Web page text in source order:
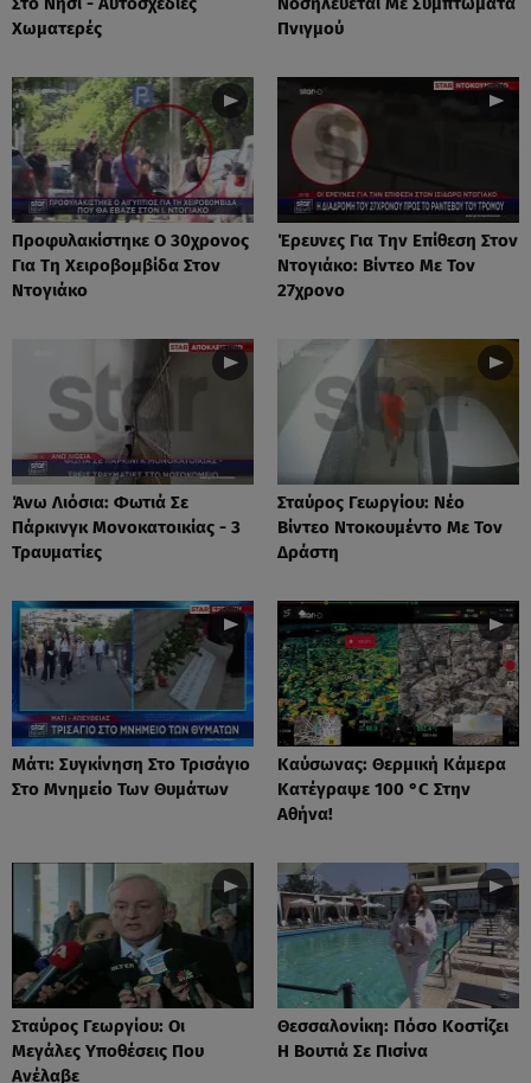
Χωματερές
Πνιγμού
Προφυλακίστηκε Ο 30χρονος
Για Τη Χειροβομβίδα Στον
Ντογιάκο
Έρευνες Για Την Επίθεση Στον
Ντογιάκο: Βίντεο Με Τον
27χρονο
Άνω Λιόσια: Φωτιά Σε
Πάρκινγκ Μονοκατοικίας - 3
Τραυματίες
Σταύρος Γεωργίου: Νέο
Βίντεο Ντοκουμέντο Με Τον
Δράστη
Μάτι: Συγκίνηση Στο Τρισάγιο
Στο Μνημείο Των Θυμάτων
Καύσωνας: Θερμική Κάμερα
Κατέγραψε 100 °C Στην
Αθήνα!
Σταύρος Γεωργίου: Οι
Μεγάλες Υποθέσεις Που
Ανέλαβε
Θεσσαλονίκη: Πόσο Κοστίζει
Η Βουτιά Σε Πισίνα